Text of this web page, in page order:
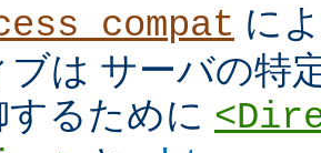
に
ブは サーバの特
するために